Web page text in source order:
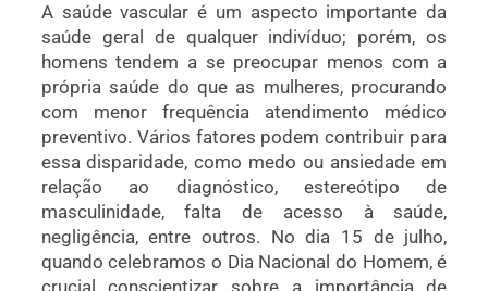
A saúde vascular é um aspecto importante da
saúde geral de qualquer indivíduo; porém, os
homens tendem a se preocupar menos com a
própria saúde do que as mulheres, procurando
com menor frequência atendimento médico
preventivo. Vários fatores podem contribuir para
essa disparidade, como medo ou ansiedade em
relação ao diagnóstico, estereótipo de
masculinidade, falta de acesso à saúde,
negligência, entre outros. No dia 15 de julho,
quando celebramos o Dia Nacional do Homem, é